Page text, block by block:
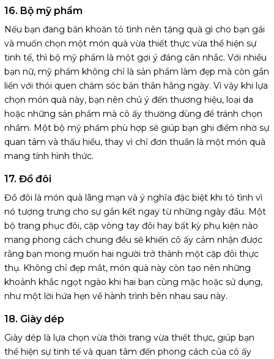
16. Bộ mỹ phẩm
Nếu bạn đang băn khoăn tỏ tình nên tặng quà gì cho bạn gái
và muốn chọn một món quà vừa thiết thực vừa thể hiện sự
tinh tế, thì bộ mỹ phẩm là một gợi ý đáng cân nhắc. Với nhiều
bạn nữ, mỹ phẩm không chỉ là sản phẩm làm đẹp mà còn gắn
liền với thói quen chăm sóc bản thân hằng ngày. Vì vậy khi lựa
chọn món quà này, bạn nên chú ý đến thương hiệu, loại da
hoặc những sản phẩm mà cô ấy thường dùng để tránh chọn
nhầm. Một bộ mỹ phẩm phù hợp sẽ giúp bạn ghi điểm nhờ sự
quan tâm và thấu hiểu, thay vì chỉ đơn thuần là một món quà
mang tính hình thức.
17. Đồ đôi
Đồ đôi là món quà lãng mạn và ý nghĩa đặc biệt khi tỏ tình vì
nó tượng trưng cho sự gắn kết ngay từ những ngày đầu. Một
bộ trang phục đôi, cặp vòng tay đôi hay bất kỳ phụ kiện nào
mang phong cách chung đều sẽ khiến cô ấy cảm nhận được
rằng bạn mong muốn hai người trở thành một cặp đôi thực
thụ. Không chỉ đẹp mắt, món quà này còn tạo nên những
khoảnh khắc ngọt ngào khi hai bạn cùng mặc hoặc sử dụng,
như một lời hứa hẹn về hành trình bên nhau sau này.
18. Giày dép
Giày dép là lựa chọn vừa thời trang vừa thiết thực, giúp bạn
thể hiện sự tinh tế và quan tâm đến phong cách của cô ấy